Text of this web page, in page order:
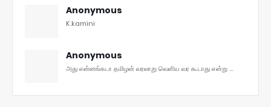
Anonymous
K.kamini
Anonymous
அது என்னங்கடா தமிழன் வரலாறு வெளிய வர கூடாது என்று ...